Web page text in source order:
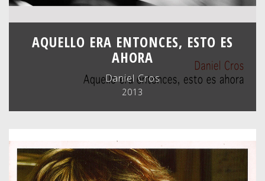
AQUELLO ERA ENTONCES, ESTO ES
AHORA
Daniel Cros
2013